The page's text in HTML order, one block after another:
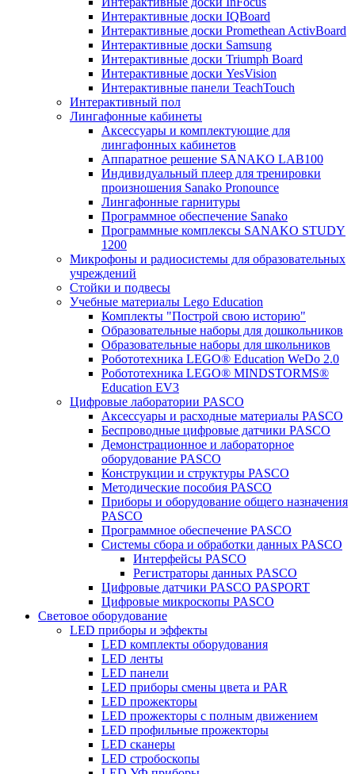
Интерактивные доски IQBoard
Интерактивные доски Promethean ActivBoard
Интерактивные доски Samsung
Интерактивные доски Triumph Board
Интерактивные доски YesVision
Интерактивные панели TeachTouch
Интерактивный пол
Лингафонные кабинеты
Аксессуары и комплектующие для
лингафонных кабинетов
Аппаратное решение SANAKO LAB100
Индивидуальный плеер для тренировки
произношения Sanako Pronounce
Лингафонные гарнитуры
Программное обеспечение Sanako
Программные комплексы SANAKO STUDY
1200
Микрофоны и радиосистемы для образовательных
учреждений
Стойки и подвесы
Учебные материалы Lego Education
Комплекты "Построй свою историю"
Образовательные наборы для дошкольников
Образовательные наборы для школьников
Робототехника LEGO® Education WeDo 2.0
Робототехника LEGO® MINDSTORMS®
Education EV3
Цифровые лаборатории PASCO
Аксессуары и расходные материалы PASCO
Беспроводные цифровые датчики PASCO
Демонстрационное и лабораторное
оборудование PASCO
Конструкции и структуры PASCO
Методические пособия PASCO
Приборы и оборудование общего назначения
PASCO
Программное обеспечение PASCO
Системы сбора и обработки данных PASCO
Интерфейсы PASCO
Регистраторы данных PASCO
Цифровые датчики PASCO PASPORT
Цифровые микроскопы PASCO
Световое оборудование
LED приборы и эффекты
LED комплекты оборудования
LED ленты
LED панели
LED приборы смены цвета и PAR
LED прожекторы
LED прожекторы с полным движением
LED профильные прожекторы
LED сканеры
LED стробоскопы